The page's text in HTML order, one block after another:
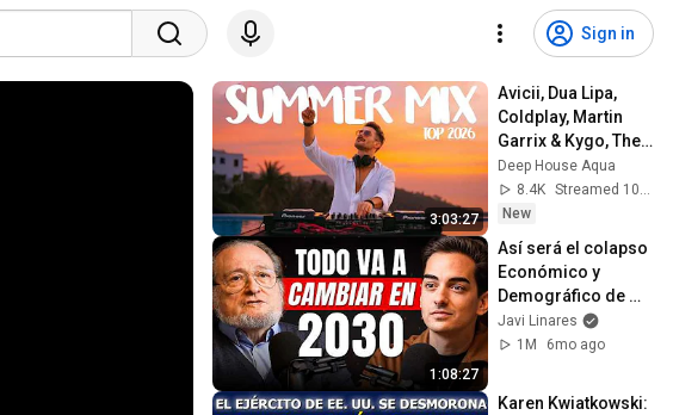
Sign in
3:03:27
Avicii, Dua Lipa,
Coldplay, Martin
Garrix & Kygo, The
Chainsmokers
Style - SUMMER
DEEP HOUSE Mix
Deep House Aqua
8.4K
Streamed 10h ago
New
1:08:27
Así será el colapso
Económico y
Demográfico de
Occidente
(Santiago Niño
Javi Linares
1M
6mo ago
Karen Kwiatkowski: